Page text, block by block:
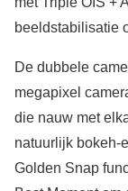
beeldstabilisatie
De dubbele
megapixel
die nauw met
natuurlijk bokeh-
Golden Snap